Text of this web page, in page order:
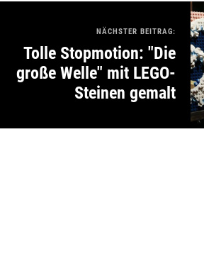
NÄCHSTER BEITRAG:
Tolle Stopmotion: "Die
große Welle" mit LEGO-
Steinen gemalt